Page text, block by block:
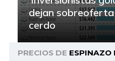
dejan
cerdo
PRECIOS DE ESPINAZO